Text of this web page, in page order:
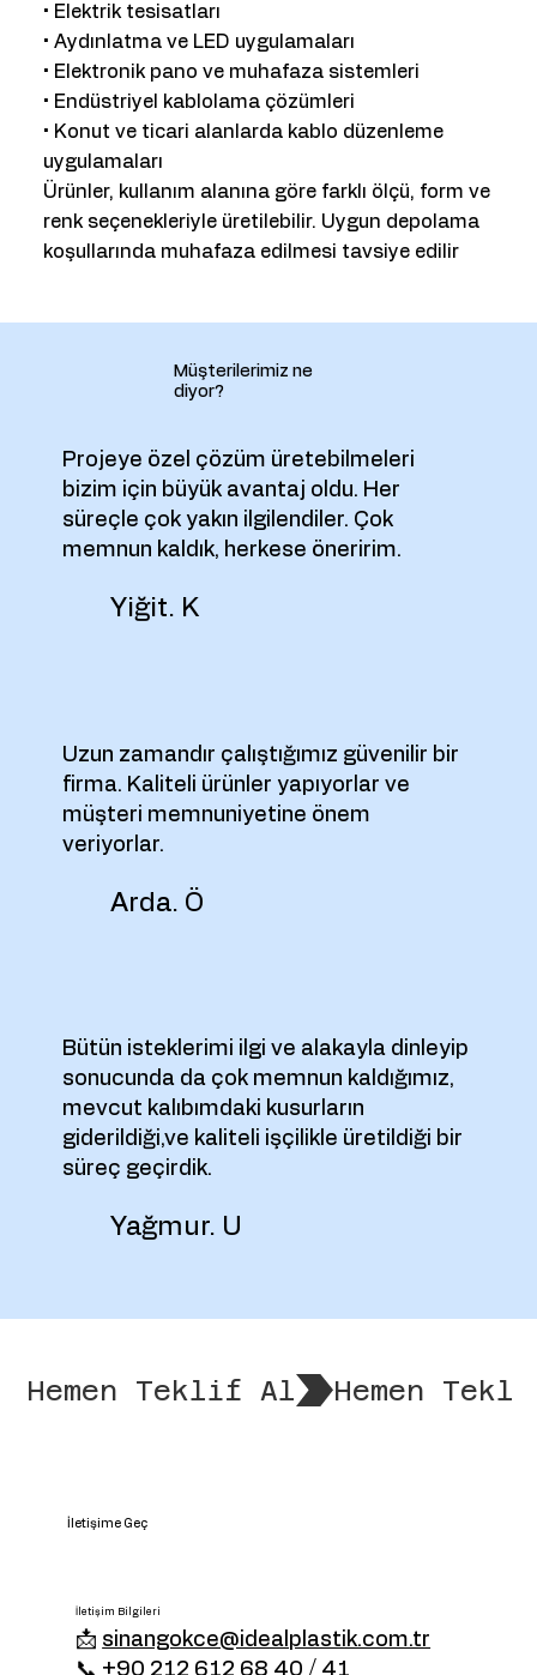
• Elektrik tesisatları
• Aydınlatma ve LED uygulamaları
• Elektronik pano ve muhafaza sistemleri
• Endüstriyel kablolama çözümleri
• Konut ve ticari alanlarda kablo düzenleme
uygulamaları
Ürünler, kullanım alanına göre farklı ölçü, form ve
renk seçenekleriyle üretilebilir. Uygun depolama
koşullarında muhafaza edilmesi tavsiye edilir
Müşterilerimiz ne
diyor?
Projeye özel çözüm üretebilmeleri
bizim için büyük avantaj oldu. Her
süreçle çok yakın ilgilendiler. Çok
memnun kaldık, herkese öneririm.
Yiğit. K
Uzun zamandır çalıştığımız güvenilir bir
firma. Kaliteli ürünler yapıyorlar ve
müşteri memnuniyetine önem
veriyorlar.
Arda. Ö
Bütün isteklerimi ilgi ve alakayla dinleyip
sonucunda da çok memnun kaldığımız,
mevcut kalıbımdaki kusurların
giderildiği,ve kaliteli işçilikle üretildiği bir
süreç geçirdik.
Yağmur. U
Hemen Teklif Al
İletişime Geç
İletişim Bilgileri
📩 sinangokce@idealplastik.com.tr
📞 +90 212 612 68 40 / 41